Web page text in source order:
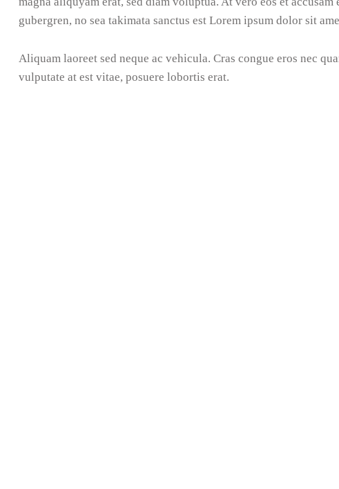
gubergren, no sea takimata sanctus est Lorem ipsum dolor sit
Aliquam laoreet sed neque ac vehicula. Cras congue eros nec
vulputate at est vitae, posuere lobortis erat.